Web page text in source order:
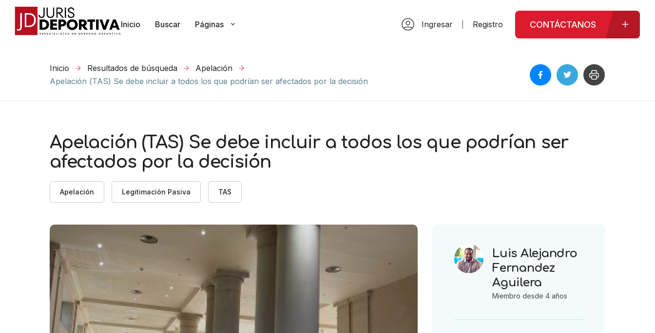
Inicio Buscar Páginas Ingresar Registro CONTÁCTANOS
Inicio Resultados de búsqueda
Apelación
Apelación (TAS) Se debe incluir a todos los que podrían ser afectados por la decisión
Apelación (TAS) Se debe incluir a todos los que podrían ser
afectados por la decisión
Apelación Legitimación Pasiva TAS
Luis Alejandro
Fernandez
Aguilera
Miembro desde 4 años